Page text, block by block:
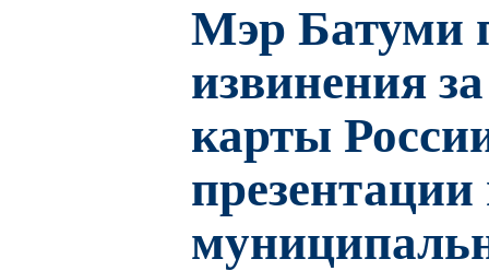
Мэр Батуми
извинения
карты
презентации